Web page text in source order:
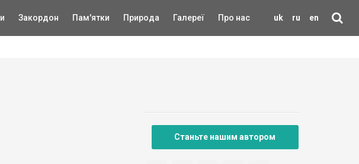
uk ru en
Закордон Пам'ятки Природа Галереї Про нас
Станьте нашим автором